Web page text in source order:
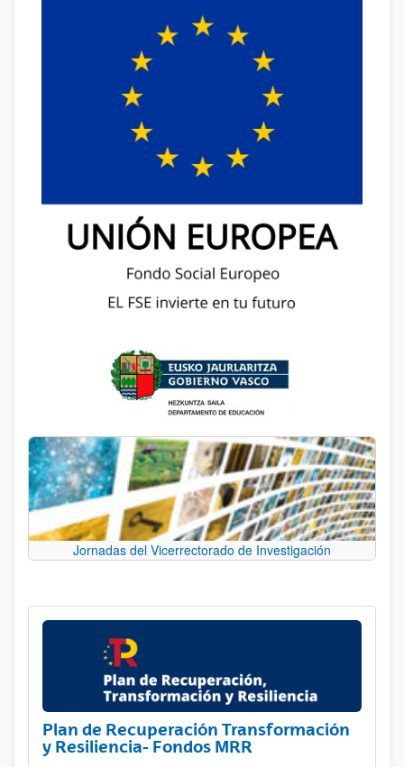
Jornadas del Vicerrectorado de Investigación
Plan de Recuperación Transformación
y Resiliencia- Fondos MRR